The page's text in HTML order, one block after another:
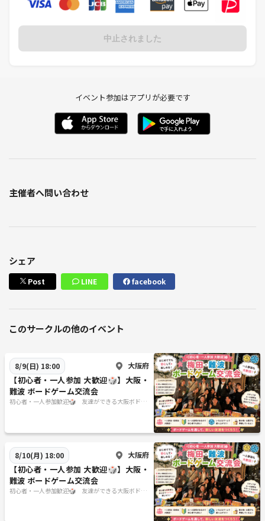
中止されました
イベント参加はアプリが必要です
主催者へ問い合わせ
シェア
Post LINE facebook
このサークルの他のイベント
8/9(日) 18:00 大阪府
【初心者・一人参加 大歓迎🎲】大阪・
難波 ボードゲーム交流会
初心者・一人参加歓迎🎲 友達ができる大阪ボドゲ
8/10(月) 18:00 大阪府
【初心者・一人参加 大歓迎🎲】大阪・
難波 ボードゲーム交流会
初心者・一人参加歓迎🎲 友達ができる大阪ボドゲ